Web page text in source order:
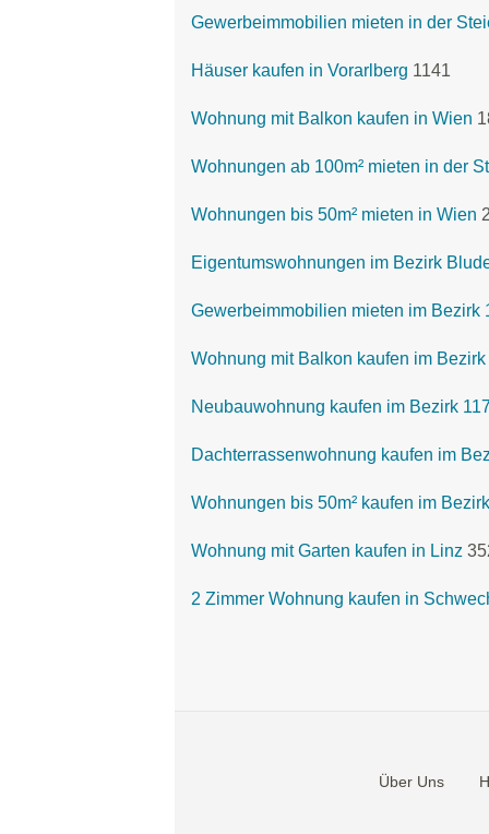
Gewerbeimmobilien mieten in der
Häuser kaufen in Vorarlberg 1141
Wohnung mit Balkon kaufen in Wien
Wohnungen ab 100m² mieten in der
Wohnungen bis 50m² mieten in Wien
Eigentumswohnungen im Bezirk
Gewerbeimmobilien mieten im Bezirk
Wohnung mit Balkon kaufen im
Neubauwohnung kaufen im Bezirk
Dachterrassenwohnung kaufen im
Wohnungen bis 50m² kaufen im
Wohnung mit Garten kaufen in Linz
2 Zimmer Wohnung kaufen in
Über Uns